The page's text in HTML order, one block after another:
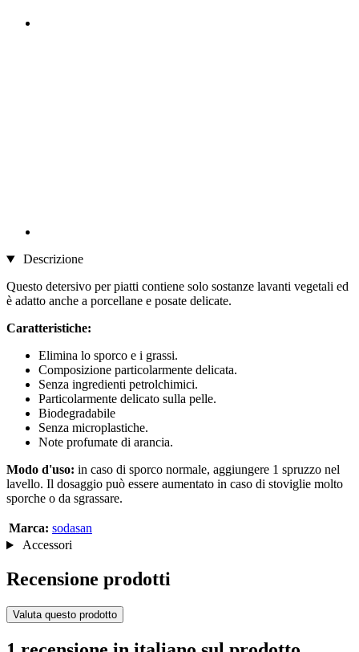
Descrizione
Questo detersivo per piatti contiene solo sostanze lavanti vegetali ed
è adatto anche a porcellane e posate delicate.
Caratteristiche:
Elimina lo sporco e i grassi.
Composizione particolarmente delicata.
Senza ingredienti petrolchimici.
Particolarmente delicato sulla pelle.
Biodegradabile
Senza microplastiche.
Note profumate di arancia.
Modo d'uso: in caso di sporco normale, aggiungere 1 spruzzo nel
lavello. Il dosaggio può essere aumentato in caso di stoviglie molto
sporche o da sgrassare.
Marca: sodasan
Accessori
Recensione prodotti
Valuta questo prodotto